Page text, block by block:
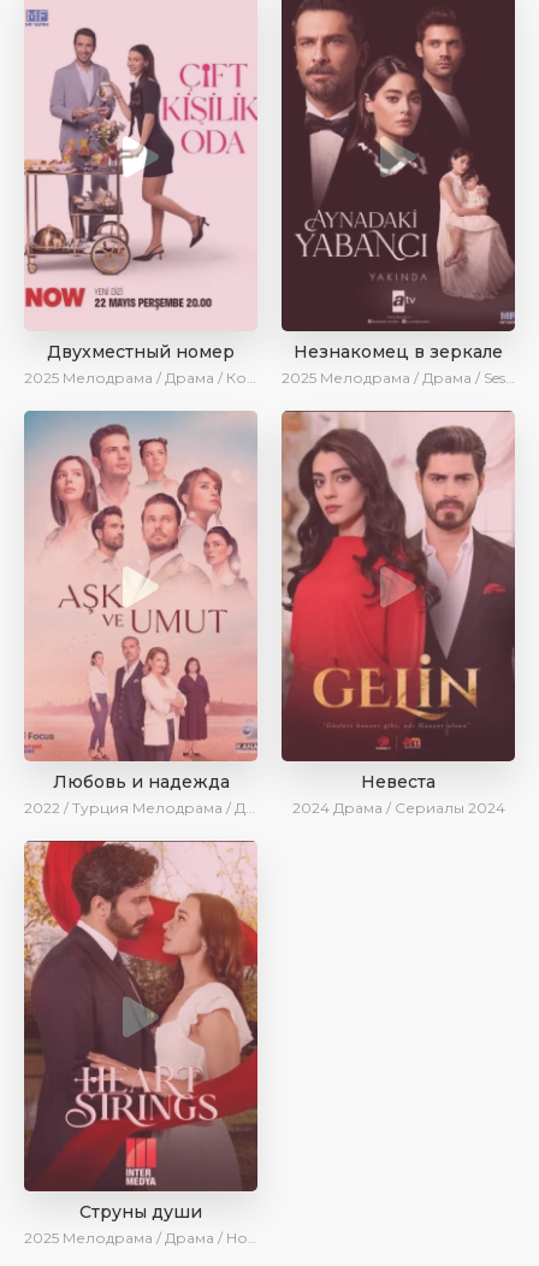
Двухместный номер
2025 Мелодрама / Драма / Комедия / Новинки / Сериалы 2025
Незнакомец в зеркале
2025 Мелодрама / Драма / SesDizi / AlisaDirilis / Новинки / Сериалы 2025
Любовь и надежда
2022 / Турция Мелодрама / Драма / BeniAffet
Невеста
2024 Драма / Сериалы 2024
Струны души
2025 Мелодрама / Драма / Новинки / Сериалы 2025